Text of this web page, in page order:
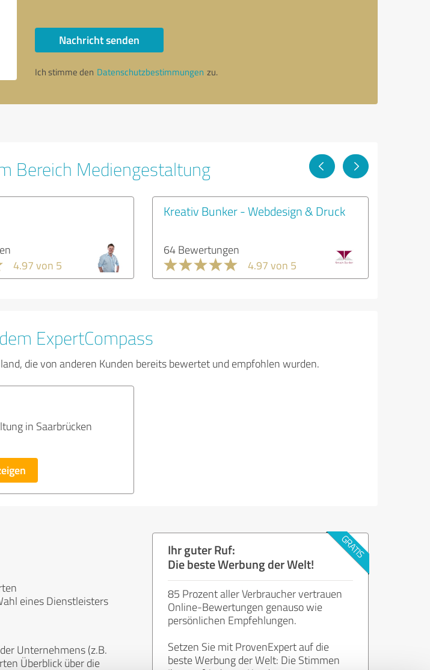
Nachricht senden
Ich stimme den Datenschutzbestimmungen zu.
Bereich Mediengestaltung
4.97 von 5
Kreativ Bunker - Webdesign & Druck
64 Bewertungen
4.97 von 5
ExpertCompass
die von anderen Kunden bereits bewertet und empfohlen wurden.
in Saarbrücken
eines Dienstleisters
Unternehmens (z.B.
Überblick über die
Ihr guter Ruf:
Die beste Werbung der Welt!
85 Prozent aller Verbraucher vertrauen
Online-Bewertungen genauso wie
persönlichen Empfehlungen.
Setzen Sie mit ProvenExpert auf die
beste Werbung der Welt: Die Stimmen